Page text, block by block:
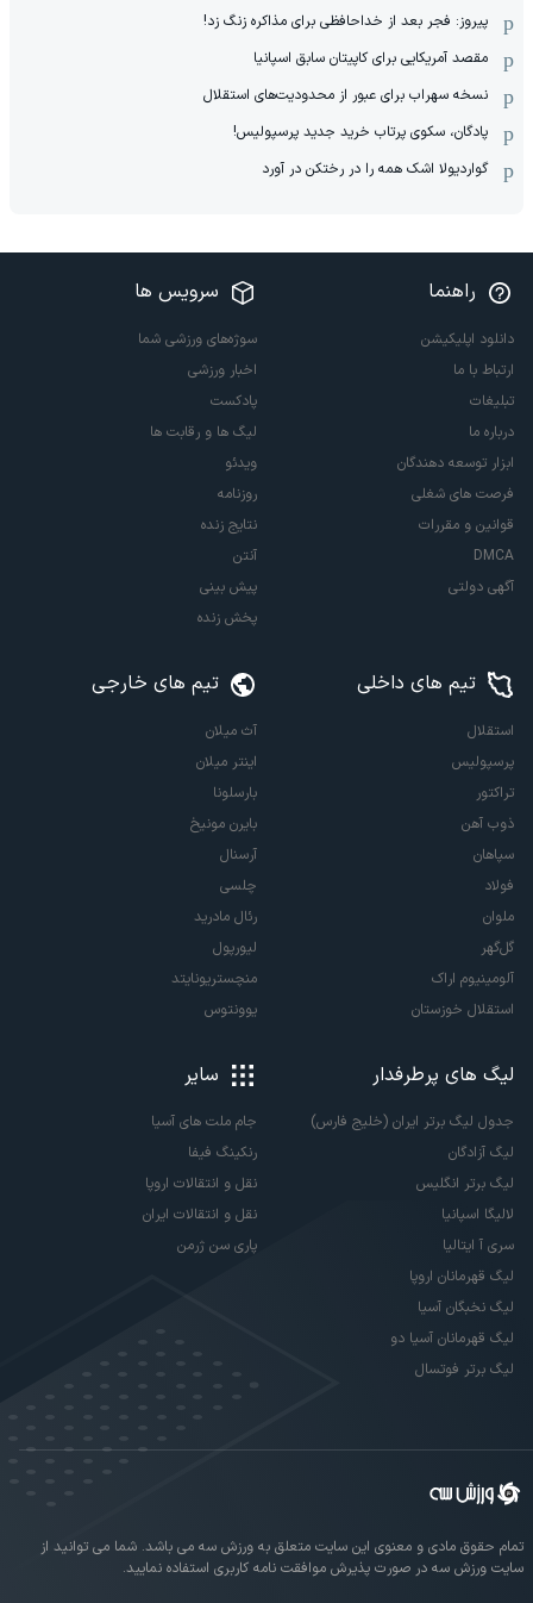
پیروز: فجر بعد از خداحافظی برای مذاکره زنگ زد!
مقصد آمریکایی برای کاپیتان سابق اسپانیا
نسخه سهراب برای عبور از محدودیت‌های استقلال
پادگان، سکوی پرتاب خرید جدید پرسپولیس!
گواردیولا اشک همه را در رختکن در آورد
راهنما
دانلود اپلیکیشن
ارتباط با ما
تبلیغات
درباره ما
ابزار توسعه دهندگان
فرصت های شغلی
قوانین و مقررات
DMCA
آگهی دولتی
سرویس ها
سوژه‌های ورزشی شما
اخبار ورزشی
پادکست
لیگ ها و رقابت ها
ویدئو
روزنامه
نتایج زنده
آنتن
پیش بینی
پخش زنده
تیم های داخلی
استقلال
پرسپولیس
تراکتور
ذوب آهن
سپاهان
فولاد
ملوان
گل‌گهر
آلومینیوم اراک
استقلال خوزستان
تیم های خارجی
آث میلان
اینتر میلان
بارسلونا
بایرن مونیخ
آرسنال
چلسی
رئال مادرید
لیورپول
منچستریونایتد
یوونتوس
لیگ های پرطرفدار
جدول لیگ برتر ایران (خلیج فارس)
لیگ آزادگان
لیگ برتر انگلیس
لالیگا اسپانیا
سری آ ایتالیا
لیگ قهرمانان اروپا
لیگ نخبگان آسیا
لیگ قهرمانان آسیا دو
لیگ برتر فوتسال
سایر
جام ملت های آسیا
رنکینگ فیفا
نقل و انتقالات اروپا
نقل و انتقالات ایران
پاری سن ژرمن
تمام حقوق مادی و معنوی این سایت متعلق به ورزش سه می باشد. شما می توانید از
سایت ورزش سه در صورت پذیرش موافقت نامه کاربری استفاده نمایید.